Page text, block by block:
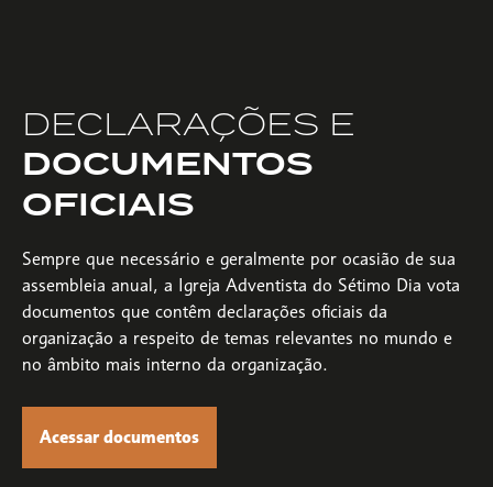
DECLARAÇÕES E
DOCUMENTOS
OFICIAIS
Sempre que necessário e geralmente por ocasião de sua
assembleia anual, a Igreja Adventista do Sétimo Dia vota
documentos que contêm declarações oficiais da
organização a respeito de temas relevantes no mundo e
no âmbito mais interno da organização.
Acessar documentos